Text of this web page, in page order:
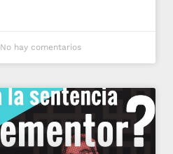
No hay comentarios